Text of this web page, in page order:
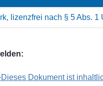
lizenzfrei nach § 5 Abs. 1
➔Dieses Dokument ist